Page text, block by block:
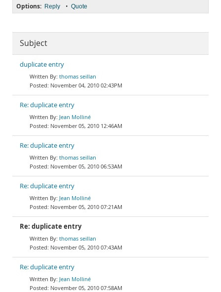
Options: Reply • Quote
Subject
duplicate entry
thomas seillan
November 04, 2010 02:43PM
Re: duplicate entry
Jean Molliné
November 05, 2010 12:46AM
Re: duplicate entry
thomas seillan
November 05, 2010 06:53AM
Re: duplicate entry
Jean Molliné
November 05, 2010 07:21AM
Re: duplicate entry
thomas seillan
November 05, 2010 07:43AM
Re: duplicate entry
Jean Molliné
November 05, 2010 07:58AM